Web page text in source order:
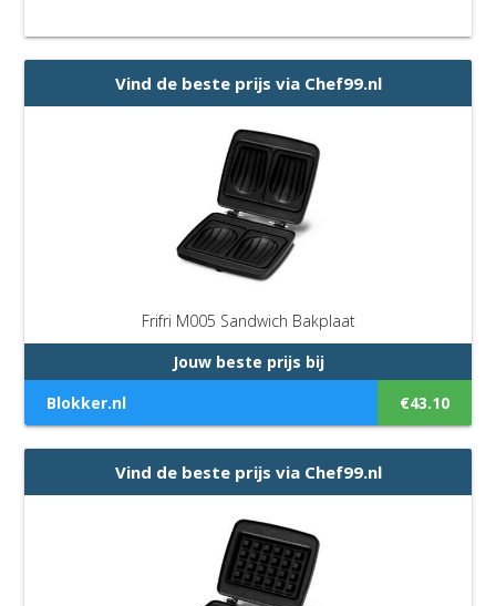
Vind de beste prijs via Chef99.nl
Frifri M005 Sandwich Bakplaat
Jouw beste prijs bij
Blokker.nl
€43.10
Vind de beste prijs via Chef99.nl